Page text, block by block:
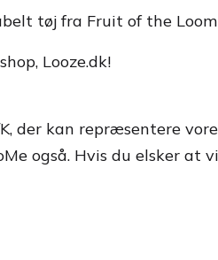
tøj fra Fruit of the
Looze.dk!
der kan repræsentere
også. Hvis du elsker